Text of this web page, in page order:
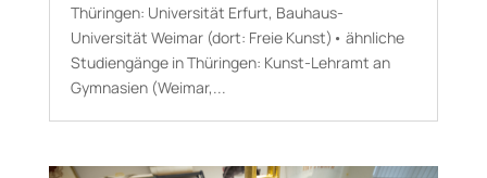
Thüringen: Universität Erfurt, Bauhaus-
Universität Weimar (dort: Freie Kunst)• ähnliche
Studiengänge in Thüringen: Kunst-Lehramt an
Gymnasien (Weimar,...